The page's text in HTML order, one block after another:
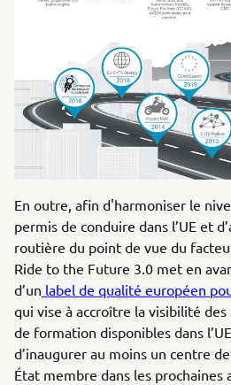
En outre, afin d'harmoniser le
permis de conduire dans l’UE et
routière du point de vue du
Ride to the Future 3.0 met en
d’un label de qualité européen
qui vise à accroître la visibilité
de formation disponibles dans
d’inaugurer au moins un centre
État membre dans les prochaines